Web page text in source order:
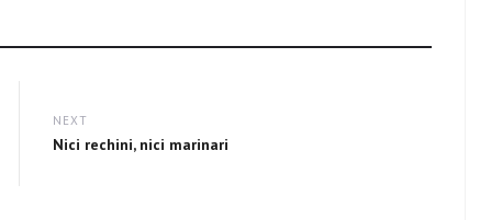
NEXT
Next
Nici rechini, nici marinari